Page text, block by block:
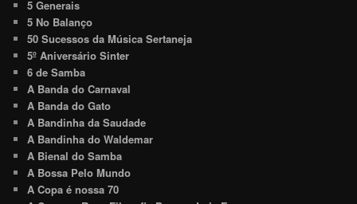
5 Generais
5 No Balanço
50 Sucessos da Música Sertaneja
5º Aniversário Sinter
6 de Samba
A Banda do Carnaval
A Banda do Gato
A Bandinha da Saudade
A Bandinha do Waldemar
A Bienal do Samba
A Bossa Pelo Mundo
A Copa é nossa 70